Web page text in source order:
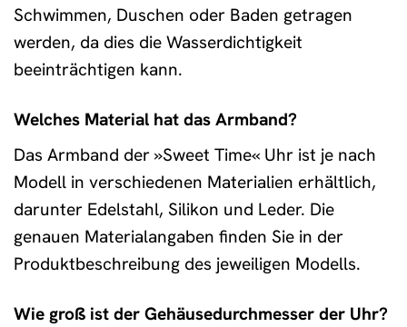
Schwimmen, Duschen oder Baden getragen
werden, da dies die Wasserdichtigkeit
beeinträchtigen kann.
Welches Material hat das Armband?
Das Armband der »Sweet Time« Uhr ist je nach
Modell in verschiedenen Materialien erhältlich,
darunter Edelstahl, Silikon und Leder. Die
genauen Materialangaben finden Sie in der
Produktbeschreibung des jeweiligen Modells.
Wie groß ist der Gehäusedurchmesser der Uhr?